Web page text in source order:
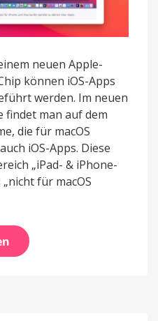
neuen Apple-
können iOS-Apps
werden. Im neuen
findet man auf dem
die für macOS
iOS-Apps. Diese
„iPad- & iPhone-
für macOS